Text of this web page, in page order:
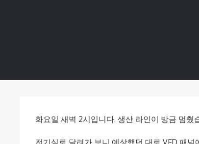
화요일 새벽 2시입니다. 생산 라인이 방금 멈췄